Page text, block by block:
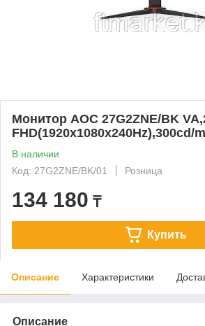
Монитор AOC 27G2ZNE/BK
FHD(1920x1080x240Hz),300cd/
В наличии
Код: 27G2ZNE/BK/01
Розница
134 180 ₸
Купить
Описание Характеристики
Описание